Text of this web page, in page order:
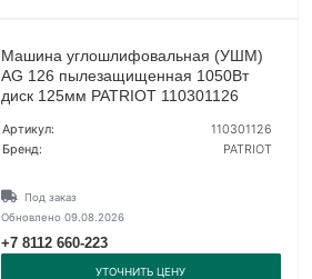
Машина углошлифовальная (УШМ)
AG 126 пылезащищенная 1050Вт
диск 125мм PATRIOT 110301126
Артикул:
110301126
Бренд:
PATRIOT
Под заказ
Обновлено 09.08.2026
+7 8112 660-223
УТОЧНИТЬ ЦЕНУ